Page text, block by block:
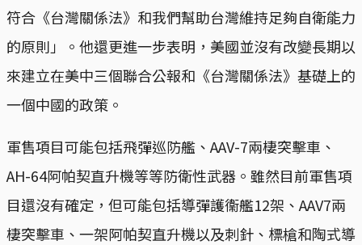
符合《台灣關係法》和我們幫助台灣維持足夠自衛能力
的原則」。他還更進一步表明，美國並沒有改變長期以
來建立在美中三個聯合公報和《台灣關係法》基礎上的
一個中國的政策。
軍售項目可能包括飛彈巡防艦、AAV-7兩棲突擊車、
AH-64阿帕契直升機等等防衛性武器。雖然目前軍售項
目還沒有確定，但可能包括導彈護衞艦12架、AAV7兩
棲突擊車、一架阿帕契直升機以及刺針、標槍和陶式導